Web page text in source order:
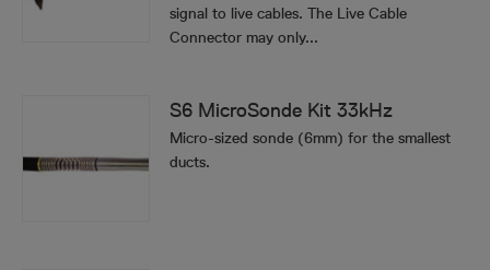
signal to live cables. The Live Cable
Connector may only...
S6 MicroSonde Kit 33kHz
Micro-sized sonde (6mm) for the smallest
ducts.